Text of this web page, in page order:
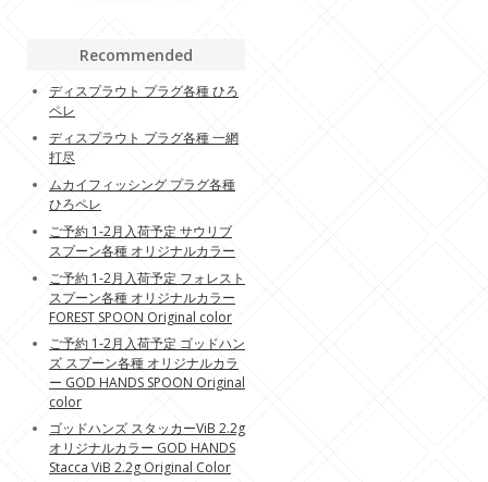
Recommended
ディスプラウト プラグ各種 ひろ
ペレ
ディスプラウト プラグ各種 一網
打尽
ムカイフィッシング プラグ各種
ひろペレ
ご予約 1-2月入荷予定 サウリブ
スプーン各種 オリジナルカラー
ご予約 1-2月入荷予定 フォレスト
スプーン各種 オリジナルカラー
FOREST SPOON Original color
ご予約 1-2月入荷予定 ゴッドハン
ズ スプーン各種 オリジナルカラ
ー GOD HANDS SPOON Original
color
ゴッドハンズ スタッカーViB 2.2g
オリジナルカラー GOD HANDS
Stacca ViB 2.2g Original Color